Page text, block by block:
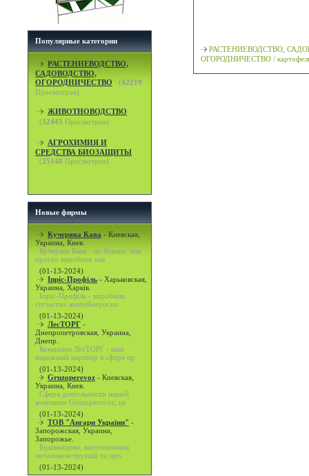
Популярные категории
РАСТЕНИЕВОДСТВО,
САДОВОДСТВО,
ОГОРОДНИЧЕСТВО
(42219
Просмотров)
ЖИВОТНОВОДСТВО
(32443 Просмотров)
АГРОХИМИЯ И
СРЕДСТВА БИОЗАЩИТЫ
(25148 Просмотров)
Новые фирмы
Кучерява Кава - Киевская,
Украина, Киев.
Кучерява Кава - це більше, ніж
просто виробник кав
(01-13-2024)
Іпріс-Профіль - Харьковская,
Украина, Харків.
Іпріс-Профіль - виробник
сітчастих контейнерів на
(01-13-2024)
ЛесТОРГ -
Днепропетровская, Украина,
Днепр.
Компания ЛесТОРГ - ваш
надежный партнер в сфере пр
(01-13-2024)
Gruzoperevoz - Киевская,
Украина, Киев.
Сфера деятельности нашей
компании Gruzoperevoz, це
(01-13-2024)
ТОВ "Ангари України" -
Запорожская, Украина,
Запорожье.
Будівництво, виготовлення
металоконструкцій та про
(01-13-2024)
РАСТЕНИЕВОДСТВО,
ОГОРОДНИЧЕСТВО /